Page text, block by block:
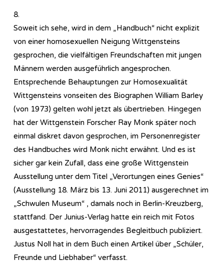
8.
Soweit ich sehe, wird in dem „Handbuch“ nicht explizit
von einer homosexuellen Neigung Wittgensteins
gesprochen, die vielfältigen Freundschaften mit jungen
Männern werden ausgeführlich angesprochen.
Entsprechende Behauptungen zur Homosexualität
Wittgensteins vonseiten des Biographen William Barley
(von 1973) gelten wohl jetzt als übertrieben. Hingegen
hat der Wittgenstein Forscher Ray Monk später noch
einmal diskret davon gesprochen, im Personenregister
des Handbuches wird Monk nicht erwähnt. Und es ist
sicher gar kein Zufall, dass eine große Wittgenstein
Ausstellung unter dem Titel „Verortungen eines Genies“
(Ausstellung 18. März bis 13. Juni 2011) ausgerechnet im
„Schwulen Museum“ , damals noch in Berlin-Kreuzberg,
stattfand. Der Junius-Verlag hatte ein reich mit Fotos
ausgestattetes, hervorragendes Begleitbuch publiziert.
Justus Noll hat in dem Buch einen Artikel über „Schüler,
Freunde und Liebhaber“ verfasst.